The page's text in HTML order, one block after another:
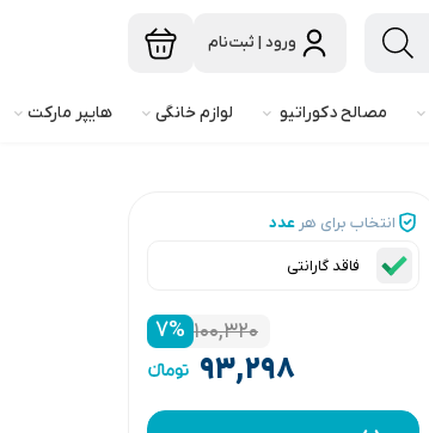
ورود | ثبت‌نام
مصالح دکوراتیو لوازم خانگی هایپر مارکت
انتخاب برای هر عدد
فاقد گارانتی
۷% ۱۰۰,۳۲۰
۹۳,۲۹۸